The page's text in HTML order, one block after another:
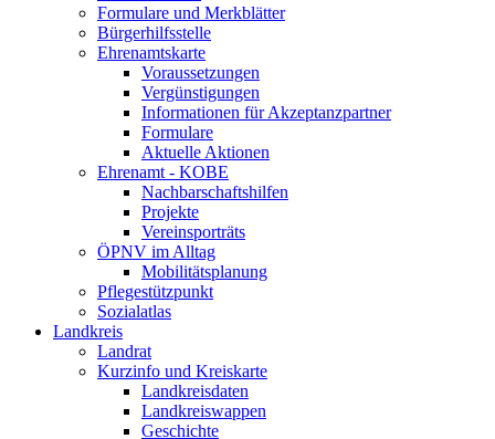
Formulare und Merkblätter
Bürgerhilfsstelle
Ehrenamtskarte
Voraussetzungen
Vergünstigungen
Informationen für Akzeptanzpartner
Formulare
Aktuelle Aktionen
Ehrenamt - KOBE
Nachbarschaftshilfen
Projekte
Vereinsporträts
ÖPNV im Alltag
Mobilitätsplanung
Pflegestützpunkt
Sozialatlas
Landkreis
Landrat
Kurzinfo und Kreiskarte
Landkreisdaten
Landkreiswappen
Geschichte